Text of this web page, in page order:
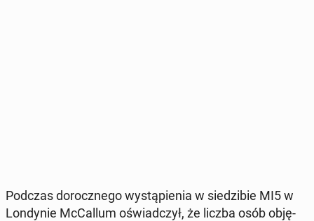
Podczas do­rocz­ne­go wy­stą­pie­nia w sie­dzi­bie MI5 w
Lon­dy­nie McCal­lum oświad­czył, że liczba osób ob­ję­